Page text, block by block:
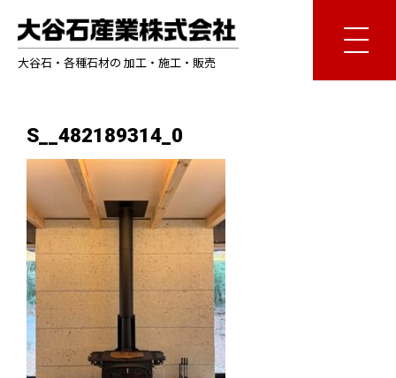
大谷石・各種石材の 加工・施工・販売
S__482189314_0